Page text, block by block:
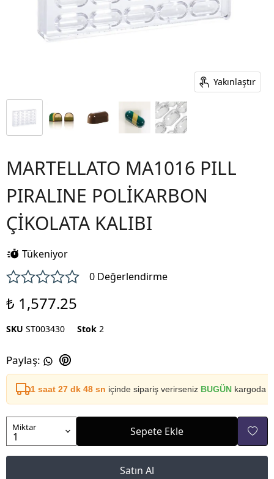
Yakınlaştır
MARTELLATO MA1016 PILL
PIRALINE POLİKARBON
ÇİKOLATA KALIBI
Tükeniyor
0 Değerlendirme
₺ 1,577.25
SKU ST003430 Stok 2
Paylaş:
1 saat 27 dk 48 sn içinde sipariş verirseniz BUGÜN kargoda
Miktar Sepete Ekle
Satın Al